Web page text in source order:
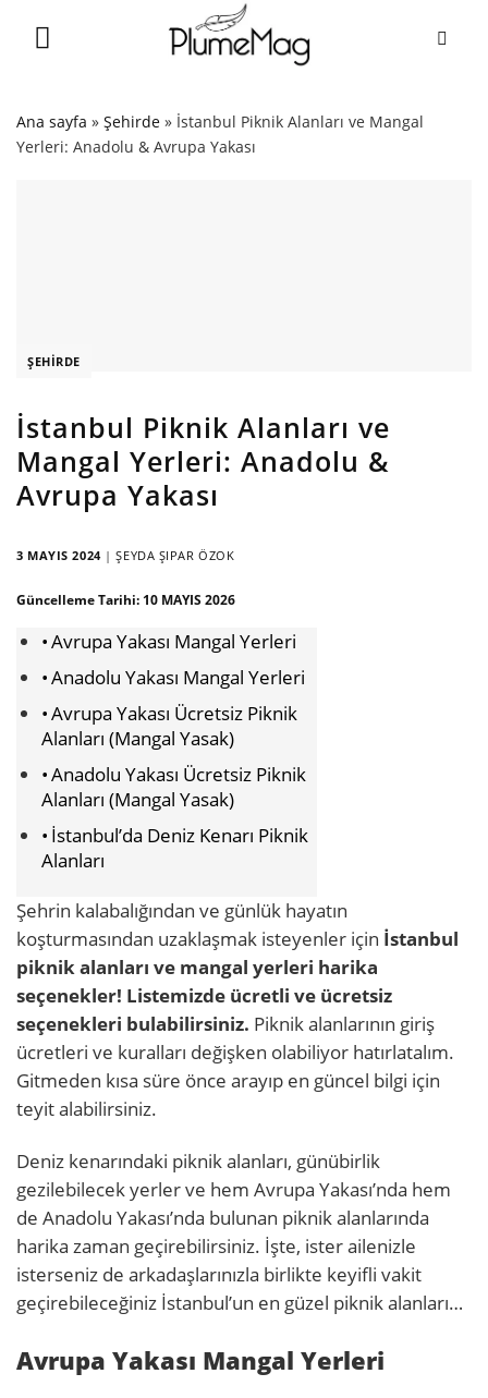
Ana sayfa » Şehirde » İstanbul Piknik Alanları ve Mangal
Yerleri: Anadolu & Avrupa Yakası
ŞEHIRDE
İstanbul Piknik Alanları ve
Mangal Yerleri: Anadolu &
Avrupa Yakası
3 MAYIS 2024|ŞEYDA ŞIPAR ÖZOK
Güncelleme Tarihi: 10 MAYIS 2026
Avrupa Yakası Mangal Yerleri
Anadolu Yakası Mangal Yerleri
Avrupa Yakası Ücretsiz Piknik
Alanları (Mangal Yasak)
Anadolu Yakası Ücretsiz Piknik
Alanları (Mangal Yasak)
İstanbul’da Deniz Kenarı Piknik
Alanları
Şehrin kalabalığından ve günlük hayatın
koşturmasından uzaklaşmak isteyenler için İstanbul
piknik alanları ve mangal yerleri harika
seçenekler! Listemizde ücretli ve ücretsiz
seçenekleri bulabilirsiniz. Piknik alanlarının giriş
ücretleri ve kuralları değişken olabiliyor hatırlatalım.
Gitmeden kısa süre önce arayıp en güncel bilgi için
teyit alabilirsiniz.
Deniz kenarındaki piknik alanları, günübirlik
gezilebilecek yerler ve hem Avrupa Yakası’nda hem
de Anadolu Yakası’nda bulunan piknik alanlarında
harika zaman geçirebilirsiniz. İşte, ister ailenizle
isterseniz de arkadaşlarınızla birlikte keyifli vakit
geçirebileceğiniz İstanbul’un en güzel piknik alanları…
Avrupa Yakası Mangal Yerleri